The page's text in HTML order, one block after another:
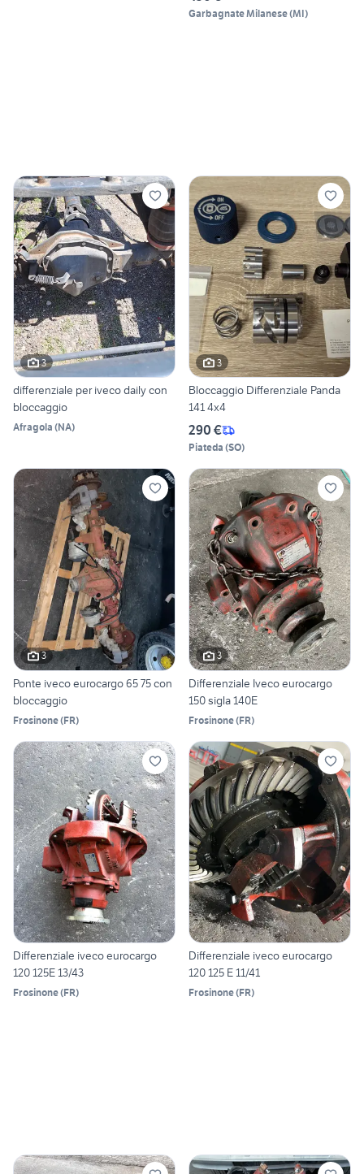
Garbagnate Milanese(MI)
3
differenziale per iveco daily con
bloccaggio
Afragola (NA)
3
Bloccaggio Differenziale Panda
141 4x4
290 €
Piateda (SO)
3
Ponte iveco eurocargo 65 75 con
bloccaggio
Frosinone(FR)
3
Differenziale Iveco eurocargo
150 sigla 140E
Frosinone(FR)
Differenziale iveco eurocargo
120 125E 13/43
Frosinone(FR)
Differenziale iveco eurocargo
120 125 E 11/41
Frosinone(FR)